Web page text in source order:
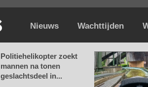
Nieuws Wachttijden
Politiehelikopter zoekt
mannen na tonen
geslachtsdeel in...